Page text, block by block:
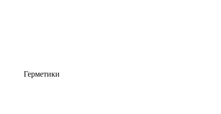
Герметики